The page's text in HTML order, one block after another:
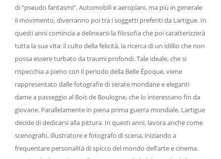
di “pseudo fantasmi”. Automobili e aeroplani, ma più in generale
il movimento, diverranno poi tra i soggetti preferiti da Lartigue. In
questi anni comincia a delinearsi la filosofia che poi caratterizzerà
tutta la sua vita: il culto della felicità, la ricerca di un idillio che non
possa essere turbato da traumi profondi. Tale ideale, che si
rispecchia a pieno con il periodo della Belle Époque, viene
rappresentato dalle fotografie di serate mondane e eleganti
dame a passeggio al Bois de Boulogne, che lo interessano fin da
giovane. Parallelamente in piena prima guerra mondiale, Lartigue
decide di dedicarsi alla pittura. In questi anni, lavora anche come
scenografo, illustratore e fotografo di scena, iniziando a
frequentare personalità di spicco del mondo dell’arte e cinema.